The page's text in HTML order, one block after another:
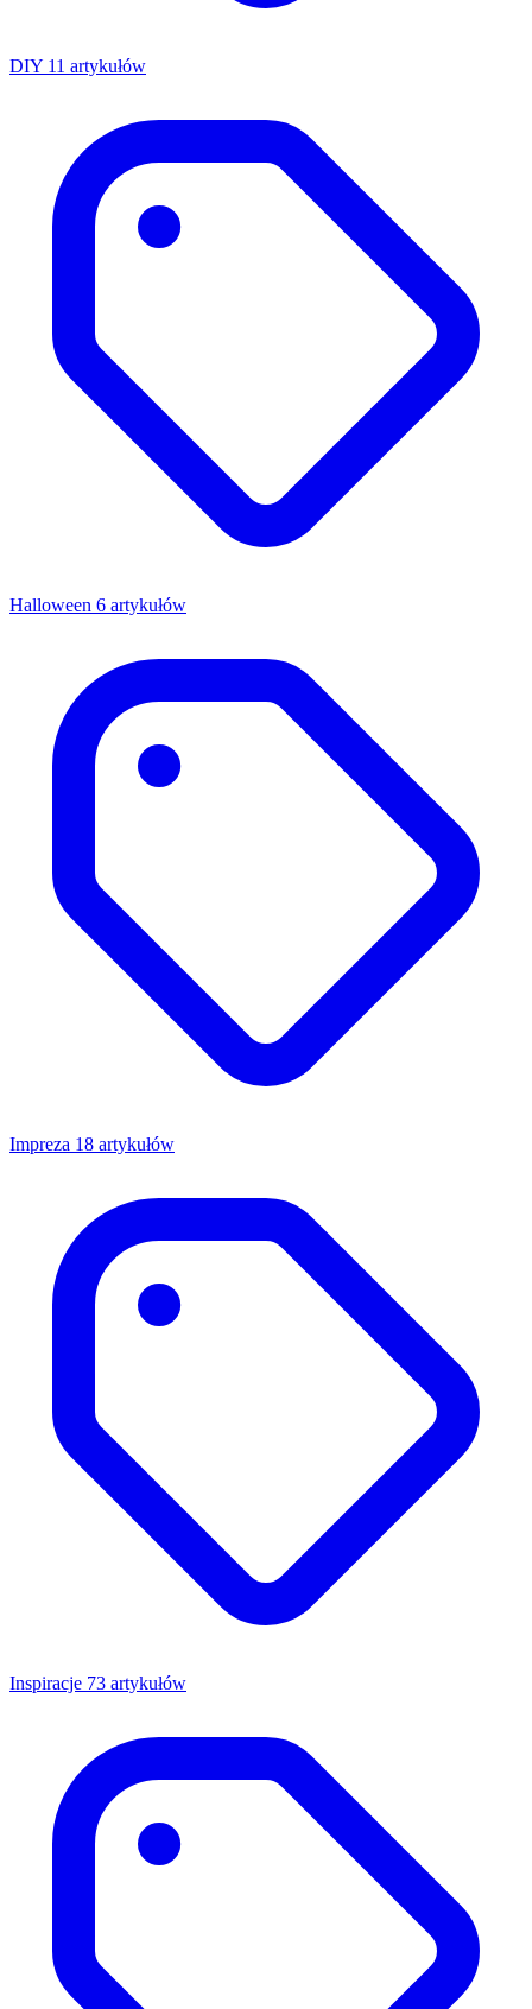
DIY 11 artykułów
Halloween 6 artykułów
Impreza 18 artykułów
Inspiracje 73 artykułów